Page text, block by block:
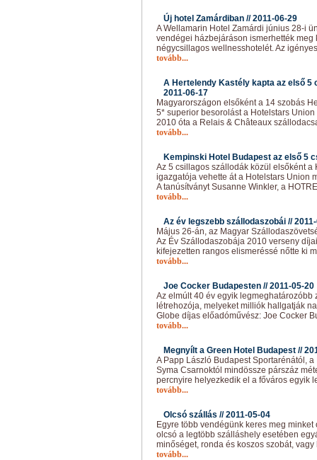
Új hotel Zamárdiban //2011-06-29
A Wellamarin Hotel Zamárdi június 28-i
vendégei házbejáráson ismerhették
négycsillagos wellnesshotelét. Az
tovább...
A Hertelendy Kastély kapta az első 5
2011-06-17
Magyarországon elsőként a 14 szobás
5* superior besorolást a Hotelstars
2010 óta a Relais & Châteaux
tovább...
Kempinski Hotel Budapest az első 5
Az 5 csillagos szállodák közül elsőként a
igazgatója vehette át a Hotelstars Union
A tanúsítványt Susanne Winkler, a
tovább...
Az év legszebb szállodaszobái //
Május 26-án, az Magyar
Az Év Szállodaszobája 2010 verseny
kifejezetten rangos elismeréssé nőtte ki
tovább...
Joe Cocker Budapesten //2011-05-20
Az elmúlt 40 év egyik legmeghatározóbb
létrehozója, melyeket milliók hallgatják
Globe díjas előadóművész: Joe Cocker
tovább...
Megnyílt a Green Hotel Budapest //
A Papp László Budapest Sportarénától,
Syma Csarnoktól mindössze párszáz
percnyire helyezkedik el a főváros egyik
tovább...
Olcsó szállás //2011-05-04
Egyre több vendégünk keres meg
olcsó a legtöbb szálláshely esetében
minőséget, ronda és koszos szobát,
tovább...